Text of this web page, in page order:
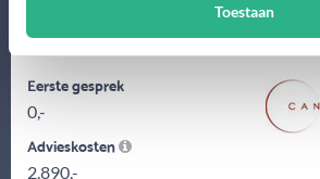
Toestaan
CAN Advies B.V. | Financiële planning.
Eerste gesprek
0,-
Advieskosten
2.890,-